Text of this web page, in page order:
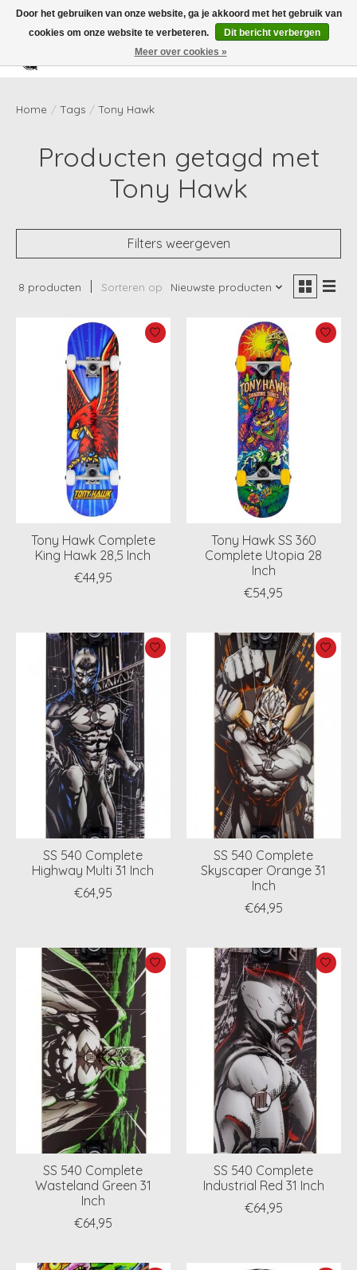
Verlanglijst
Home / Tags / Tony Hawk
Producten getagd met
Tony Hawk
Filters weergeven
8 producten Sorteren op Nieuwste producten
Tony Hawk Complete
King Hawk 28,5 Inch
€44,95
Tony Hawk SS 360
Complete Utopia 28
Inch
€54,95
SS 540 Complete
Highway Multi 31 Inch
€64,95
SS 540 Complete
Skyscaper Orange 31
Inch
€64,95
SS 540 Complete
Wasteland Green 31
Inch
€64,95
SS 540 Complete
Industrial Red 31 Inch
€64,95
Door het gebruiken van onze website, ga je akkoord met het gebruik van
cookies om onze website te verbeteren.
Dit bericht verbergen
Meer over cookies »